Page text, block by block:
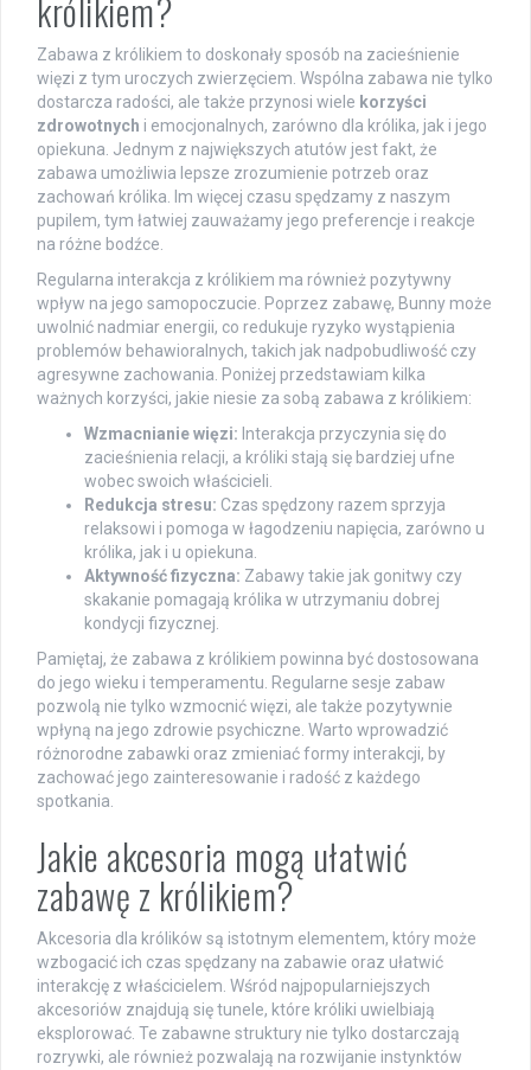
królikiem?
Zabawa z królikiem to doskonały sposób na zacieśnienie
więzi z tym uroczych zwierzęciem. Wspólna zabawa nie tylko
dostarcza radości, ale także przynosi wiele korzyści
zdrowotnych i emocjonalnych, zarówno dla królika, jak i jego
opiekuna. Jednym z największych atutów jest fakt, że
zabawa umożliwia lepsze zrozumienie potrzeb oraz
zachowań królika. Im więcej czasu spędzamy z naszym
pupilem, tym łatwiej zauważamy jego preferencje i reakcje
na różne bodźce.
Regularna interakcja z królikiem ma również pozytywny
wpływ na jego samopoczucie. Poprzez zabawę, Bunny może
uwolnić nadmiar energii, co redukuje ryzyko wystąpienia
problemów behawioralnych, takich jak nadpobudliwość czy
agresywne zachowania. Poniżej przedstawiam kilka
ważnych korzyści, jakie niesie za sobą zabawa z królikiem:
Wzmacnianie więzi: Interakcja przyczynia się do
zacieśnienia relacji, a króliki stają się bardziej ufne
wobec swoich właścicieli.
Redukcja stresu: Czas spędzony razem sprzyja
relaksowi i pomoga w łagodzeniu napięcia, zarówno u
królika, jak i u opiekuna.
Aktywność fizyczna: Zabawy takie jak gonitwy czy
skakanie pomagają królika w utrzymaniu dobrej
kondycji fizycznej.
Pamiętaj, że zabawa z królikiem powinna być dostosowana
do jego wieku i temperamentu. Regularne sesje zabaw
pozwolą nie tylko wzmocnić więzi, ale także pozytywnie
wpłyną na jego zdrowie psychiczne. Warto wprowadzić
różnorodne zabawki oraz zmieniać formy interakcji, by
zachować jego zainteresowanie i radość z każdego
spotkania.
Jakie akcesoria mogą ułatwić
zabawę z królikiem?
Akcesoria dla królików są istotnym elementem, który może
wzbogacić ich czas spędzany na zabawie oraz ułatwić
interakcję z właścicielem. Wśród najpopularniejszych
akcesoriów znajdują się tunele, które króliki uwielbiają
eksplorować. Te zabawne struktury nie tylko dostarczają
rozrywki, ale również pozwalają na rozwijanie instynktów